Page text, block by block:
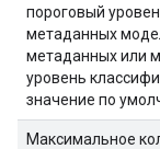
пороговый
метаданных
метаданных или
уровень
значение по
Максимальное